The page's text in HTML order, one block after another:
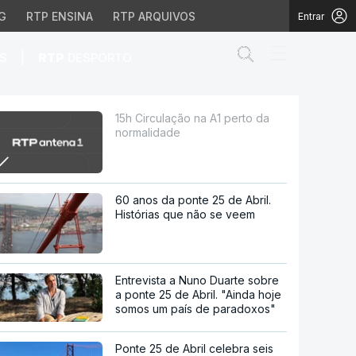
RTP ENSINA RTP ARQUIVOS Entrar
15h Circulação na A1 perto da
normalidade
60 anos da ponte 25 de Abril.
Histórias que não se veem
Entrevista a Nuno Duarte sobre
a ponte 25 de Abril. "Ainda hoje
somos um país de paradoxos"
Ponte 25 de Abril celebra seis